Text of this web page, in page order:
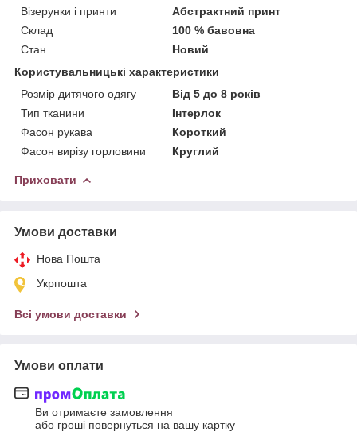
Візерунки і принти
Абстрактний принт
Склад
100 % бавовна
Стан
Новий
Користувальницькі характеристики
Розмір дитячого одягу
Від 5 до 8 років
Тип тканини
Інтерлок
Фасон рукава
Короткий
Фасон вирізу горловини
Круглий
Приховати
Умови доставки
Нова Пошта
Укрпошта
Всі умови доставки
Умови оплати
Ви отримаєте замовлення
або гроші повернуться на вашу картку